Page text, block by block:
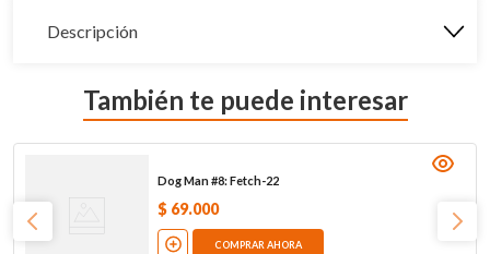
Descripción
También te puede interesar
Dog Man #8: Fetch-22
$ 69.000
COMPRAR AHORA